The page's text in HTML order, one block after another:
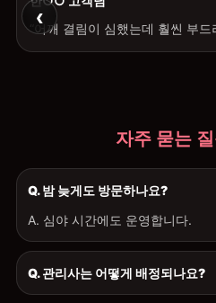
‹
“어깨 결림이 심했는데 훨씬 부드
자주 묻는
Q. 밤 늦게도 방문하나요?
A. 심야 시간에도 운영합니다.
Q. 관리사는 어떻게 배정되나요?